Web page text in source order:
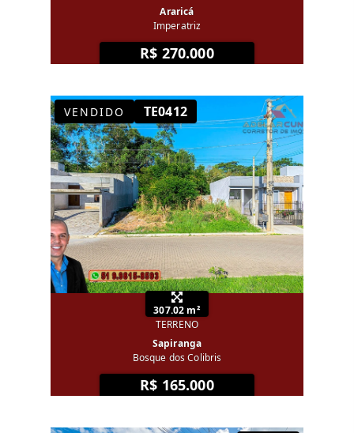
Araricá
Imperatriz
R$ 270.000
VENDIDO TE0412
307.02 m²
TERRENO
Sapiranga
Bosque dos Colibris
R$ 165.000